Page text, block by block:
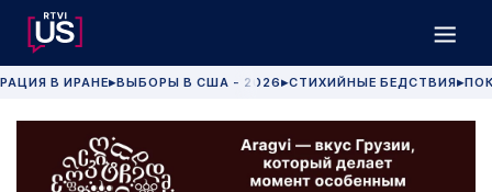
В ИРАНЕ▶ВЫБОРЫ В США - 2026 ▶СТИХИЙНЫЕ БЕДСТВИЯ▶